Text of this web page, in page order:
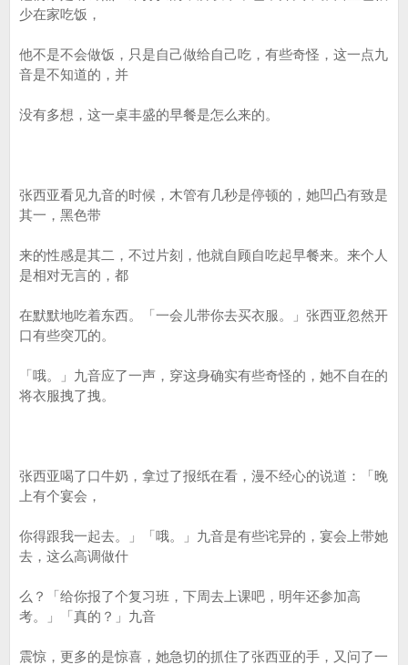
少在家吃饭，
他不是不会做饭，只是自己做给自己吃，有些奇怪，这一点九
音是不知道的，并
没有多想，这一桌丰盛的早餐是怎么来的。
张西亚看见九音的时候，木管有几秒是停顿的，她凹凸有致是
其一，黑色带
来的性感是其二，不过片刻，他就自顾自吃起早餐来。来个人
是相对无言的，都
在默默地吃着东西。「一会儿带你去买衣服。」张西亚忽然开
口有些突兀的。
「哦。」九音应了一声，穿这身确实有些奇怪的，她不自在的
将衣服拽了拽。
张西亚喝了口牛奶，拿过了报纸在看，漫不经心的说道：「晚
上有个宴会，
你得跟我一起去。」「哦。」九音是有些诧异的，宴会上带她
去，这么高调做什
么？「给你报了个复习班，下周去上课吧，明年还参加高
考。」「真的？」九音
震惊，更多的是惊喜，她急切的抓住了张西亚的手，又问了一